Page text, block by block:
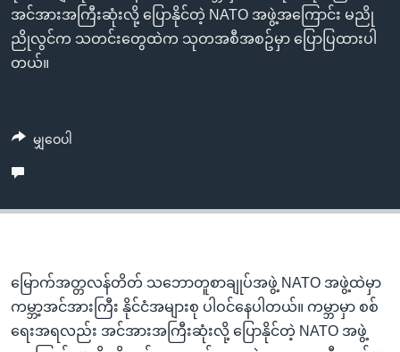
ရန်
နေရာ
သို့
အင်အားအကြီးဆုံးလို့ ပြောနိုင်တဲ့ NATO အဖွဲ့အကြောင်း မညို
ညိုလွင်က သတင်းတွေထဲက သုတအစီအစဥ်မှာ ပြောပြထားပါ
တယ်။
မျှဝေပါ
မြောက်အတ္တလန်တိတ် သဘောတူစာချုပ်အဖွဲ့ NATO အဖွဲ့ထဲမှာ
ကမ္ဘာ့အင်အားကြီး နိုင်ငံအများစု ပါဝင်နေပါတယ်။ ကမ္ဘာမှာ စစ်
ရေးအရလည်း အင်အားအကြီးဆုံးလို့ ပြောနိုင်တဲ့ NATO အဖွဲ့